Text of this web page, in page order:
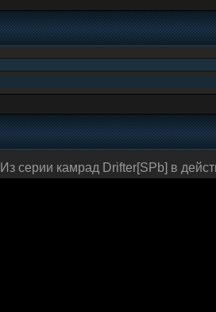
Из серии камрад Drifter[SPb] в